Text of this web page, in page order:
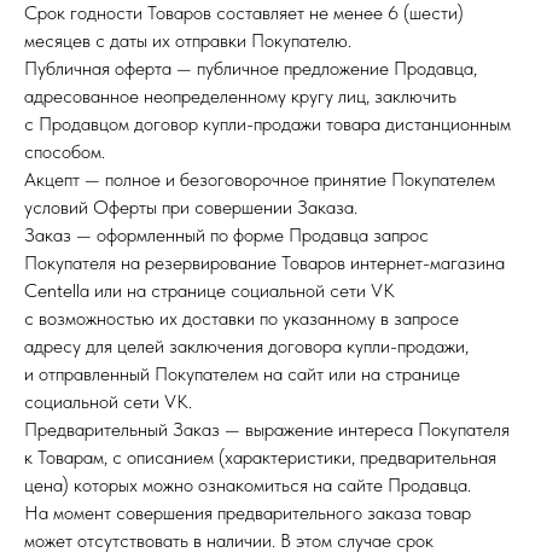
Срок годности Товаров составляет не менее 6 (шести)
месяцев с даты их отправки Покупателю.
Публичная оферта — публичное предложение Продавца,
адресованное неопределенному кругу лиц, заключить
с Продавцом договор купли-продажи товара дистанционным
способом.
Акцепт — полное и безоговорочное принятие Покупателем
условий Оферты при совершении Заказа.
Заказ — оформленный по форме Продавца запрос
Покупателя на резервирование Товаров интернет-магазина
Centella или на странице социальной сети VK
с возможностью их доставки по указанному в запросе
адресу для целей заключения договора купли-продажи,
и отправленный Покупателем на сайт или на страницe
социальной сети VK.
Предварительный Заказ — выражение интереса Покупателя
к Товарам, с описанием (характеристики, предварительная
цена) которых можно ознакомиться на сайте Продавца.
На момент совершения предварительного заказа товар
может отсутствовать в наличии. В этом случае срок